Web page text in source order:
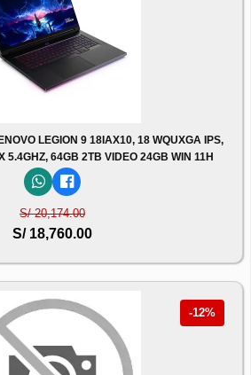
LEGION 9 18IAX10, 18 WQUXGA IPS,
5.4GHZ, 64GB 2TB VIDEO 24GB WIN 11H
S/ 20,174.00
S/ 18,760.00
-12%